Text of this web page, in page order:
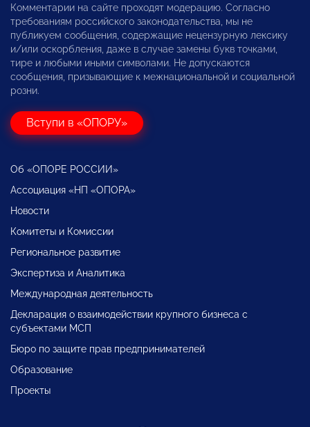
Комментарии на сайте проходят модерацию. Согласно
требованиям российского законодательства, мы не
публикуем сообщения, содержащие нецензурную лексику
и/или оскорбления, даже в случае замены букв точками,
тире и любыми иными символами. Не допускаются
сообщения, призывающие к межнациональной и социальной
розни.
Вступи в «ОПОРУ»
Об «ОПОРЕ РОССИИ»
Ассоциация «НП «ОПОРА»
Новости
Комитеты и Комиссии
Региональное развитие
Экспертиза и Аналитика
Международная деятельность
Декларация о взаимодействии крупного бизнеса с
субъектами МСП
Бюро по защите прав предпринимателей
Образование
Проекты